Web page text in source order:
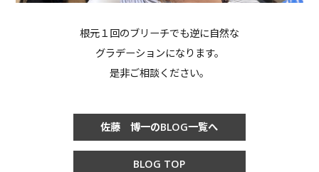
根元１回のブリーチでも逆に自然な
グラデーションになります。
是非ご相談ください。
佐藤 博一のBLOG一覧へ
BLOG TOP